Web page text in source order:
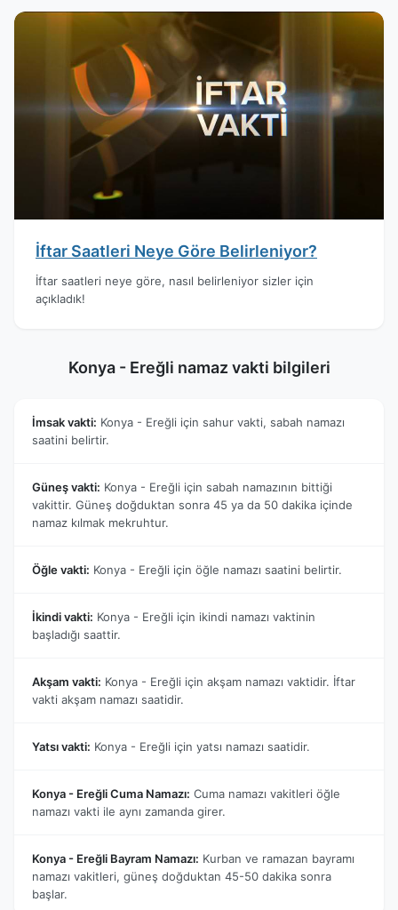
İftar Saatleri Neye Göre Belirleniyor?
İftar saatleri neye göre, nasıl belirleniyor sizler için
açıkladık!
Konya - Ereğli namaz vakti bilgileri
İmsak vakti: Konya - Ereğli için sahur vakti, sabah namazı
saatini belirtir.
Güneş vakti: Konya - Ereğli için sabah namazının bittiği
vakittir. Güneş doğduktan sonra 45 ya da 50 dakika içinde
namaz kılmak mekruhtur.
Öğle vakti: Konya - Ereğli için öğle namazı saatini belirtir.
İkindi vakti: Konya - Ereğli için ikindi namazı vaktinin
başladığı saattir.
Akşam vakti: Konya - Ereğli için akşam namazı vaktidir. İftar
vakti akşam namazı saatidir.
Yatsı vakti: Konya - Ereğli için yatsı namazı saatidir.
Konya - Ereğli Cuma Namazı: Cuma namazı vakitleri öğle
namazı vakti ile aynı zamanda girer.
Konya - Ereğli Bayram Namazı: Kurban ve ramazan bayramı
namazı vakitleri, güneş doğduktan 45-50 dakika sonra
başlar.